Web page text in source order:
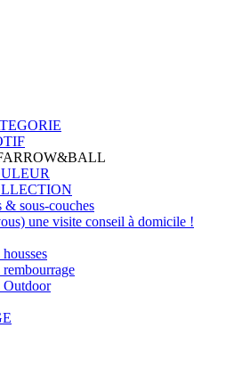
& sous-couches
une visite conseil à domicile !
rembourrage
Outdoor